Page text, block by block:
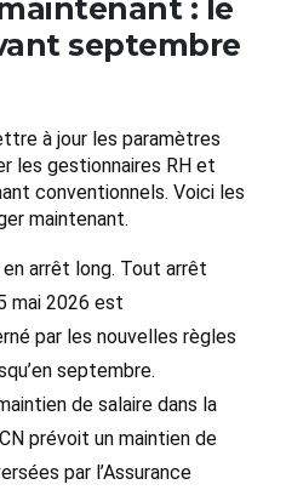
: le
septembre
à jour les paramètres
les gestionnaires RH et
conventionnels. Voici les
maintenant.
arrêt long. Tout arrêt
mai 2026 est
par les nouvelles règles
septembre.
de salaire dans la
prévoit un maintien de
par l’Assurance